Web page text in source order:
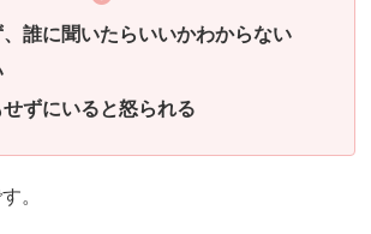
誰に聞いたらいいかわからない
ずにいると怒られる
。